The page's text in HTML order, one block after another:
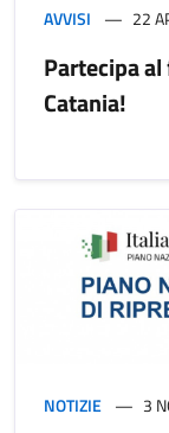
AVVISI 22
Partecipa
Catania!
NOTIZIE 3